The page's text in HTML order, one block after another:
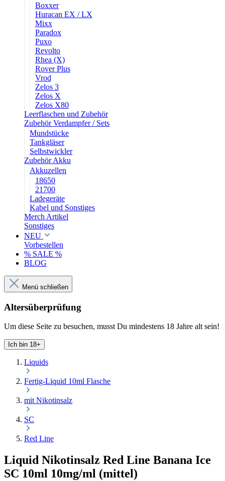
Boxxer
Huracan EX / LX
Mixx
Paradox
Puxo
Revolto
Rhea (X)
Rover Plus
Vrod
Zelos 3
Zelos X
Zelos X80
Leerflaschen und Zubehör
Zubehör Verdampfer / Sets
Mundstücke
Tankgläser
Selbstwickler
Zubehör Akku
Akkuzellen
18650
21700
Ladegeräte
Kabel und Sonstiges
Merch Artikel
Sonstiges
NEU
Vorbestellen
% SALE %
BLOG
Menü schließen
Altersüberprüfung
Um diese Seite zu besuchen, musst Du mindestens 18 Jahre alt sein!
Ich bin 18+
Liquids
Fertig-Liquid 10ml Flasche
mit Nikotinsalz
SC
Red Line
Liquid Nikotinsalz Red Line Banana Ice
SC 10ml 10mg/ml (mittel)